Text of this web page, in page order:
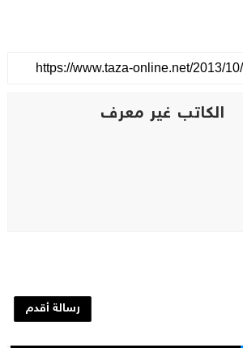
الكاتب غير معرف
رسالة أقدم